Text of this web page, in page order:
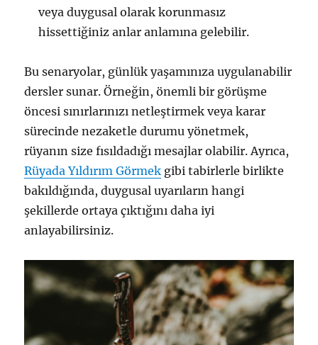
veya duygusal olarak korunmasız
hissettiğiniz anlar anlamına gelebilir.
Bu senaryolar, günlük yaşamınıza uygulanabilir
dersler sunar. Örneğin, önemli bir görüşme
öncesi sınırlarınızı netleştirmek veya karar
sürecinde nezaketle durumu yönetmek,
rüyanın size fısıldadığı mesajlar olabilir. Ayrıca,
Rüyada Yıldırım Görmek gibi tabirlerle birlikte
bakıldığında, duygusal uyarıların hangi
şekillerde ortaya çıktığını daha iyi
anlayabilirsiniz.